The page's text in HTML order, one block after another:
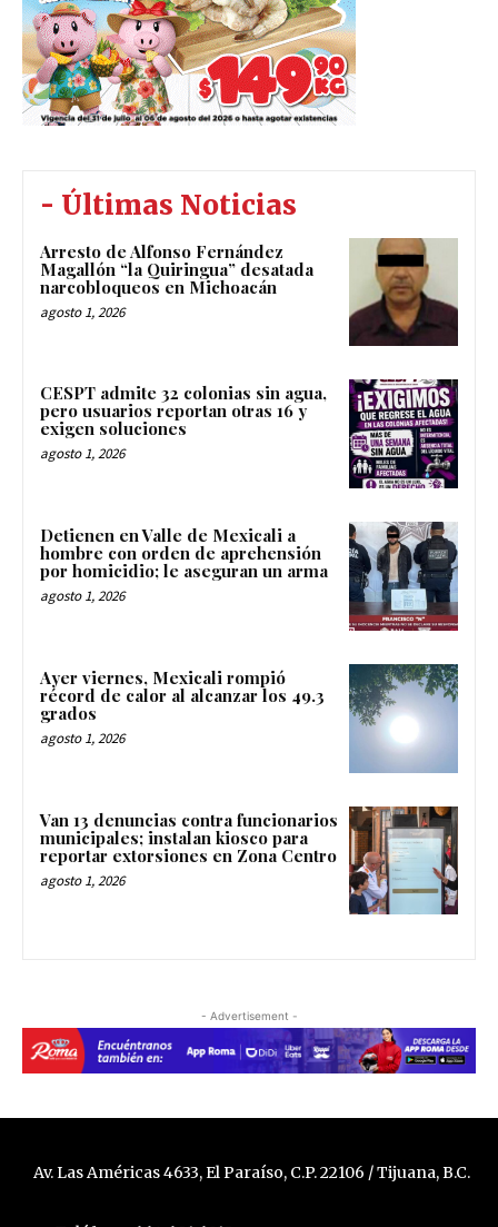
- Últimas Noticias
Arresto de Alfonso Fernández
Magallón “la Quiringua” desatada
narcobloqueos en Michoacán
agosto 1, 2026
CESPT admite 32 colonias sin agua,
pero usuarios reportan otras 16 y
exigen soluciones
agosto 1, 2026
Detienen en Valle de Mexicali a
hombre con orden de aprehensión
por homicidio; le aseguran un arma
agosto 1, 2026
Ayer viernes, Mexicali rompió
récord de calor al alcanzar los 49.3
grados
agosto 1, 2026
Van 13 denuncias contra funcionarios
municipales; instalan kiosco para
reportar extorsiones en Zona Centro
agosto 1, 2026
- Advertisement -
Av. Las Américas 4633, El Paraíso, C.P. 22106 / Tijuana, B.C.